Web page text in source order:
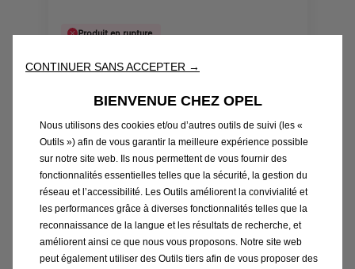
Produit en rupture
116,40€
is
116,40
€
Quantity
updated
to:
1
Ajouter au panier
CONTINUER SANS ACCEPTER →
BIENVENUE CHEZ OPEL
Nous utilisons des cookies et/ou d’autres outils de suivi (les «
Outils ») afin de vous garantir la meilleure expérience possible
sur notre site web. Ils nous permettent de vous fournir des
fonctionnalités essentielles telles que la sécurité, la gestion du
réseau et l’accessibilité. Les Outils améliorent la convivialité et
les performances grâce à diverses fonctionnalités telles que la
reconnaissance de la langue et les résultats de recherche, et
améliorent ainsi ce que nous vous proposons. Notre site web
peut également utiliser des Outils tiers afin de vous proposer des